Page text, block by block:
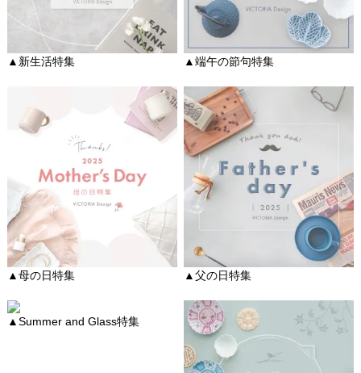
▲新生活特集 ▲端午の節句特集
▲母の日特集 ▲父の日特集
▲Summer and Glass特集